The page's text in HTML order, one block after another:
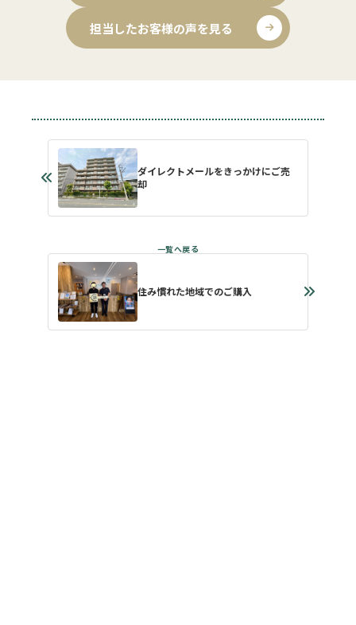
担当したお客様の声を見る
ダイレクトメールをきっかけにご売
却
住み慣れた地域でのご購入